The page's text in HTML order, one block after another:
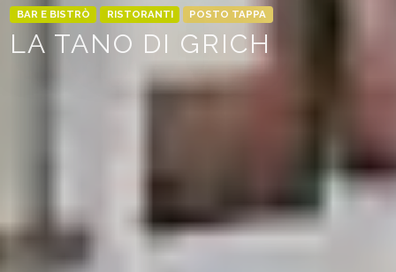
BAR E BISTRÒ RISTORANTI POSTO TAPPA
LA TANO DI GRICH